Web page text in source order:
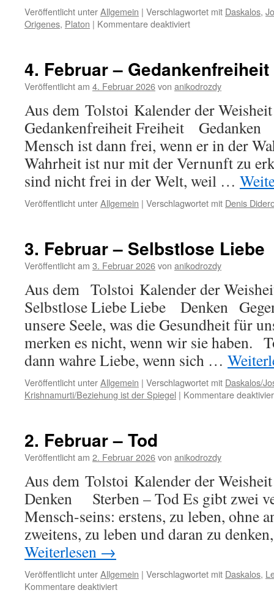
Veröffentlicht unterAllgemein | Verschlagwortet mit Daskalos,
Origenes, Platon | Kommentare deaktiviertfür
Gedanken
4. Februar – Gedankenfreiheit
Veröffentlicht am 4. Februar 2026von anikodrozdy
Aus dem Tolstoi Kalender der
Gedankenfreiheit Freiheit Gedanken
Mensch ist dann frei, wenn er in der
Wahrheit ist nur mit der Vernunft zu
sind nicht frei in der Welt, weil …
Veröffentlicht unterAllgemein | Verschlagwortet mit Denis
3. Februar – Selbstlose Liebe
Veröffentlicht am 3. Februar 2026von anikodrozdy
Aus dem Tolstoi Kalender der
Selbstlose Liebe Liebe Denken
unsere Seele, was die Gesundheit für
merken es nicht, wenn wir sie haben.
dann wahre Liebe, wenn sich …
Veröffentlicht unterAllgemein | Verschlagwortet mit Daskalos/
Krishnamurti/Beziehung ist der Spiegel | Kommentare
2. Februar – Tod
Veröffentlicht am 2. Februar 2026von anikodrozdy
Aus dem Tolstoi Kalender der
Denken Sterben – Tod Es gibt zwei
Mensch-seins: erstens, zu leben, ohne
zweitens, zu leben und daran zu
Weiterlesen →
Veröffentlicht unterAllgemein | Verschlagwortet mit Daskalos,
Kommentare deaktiviertfür